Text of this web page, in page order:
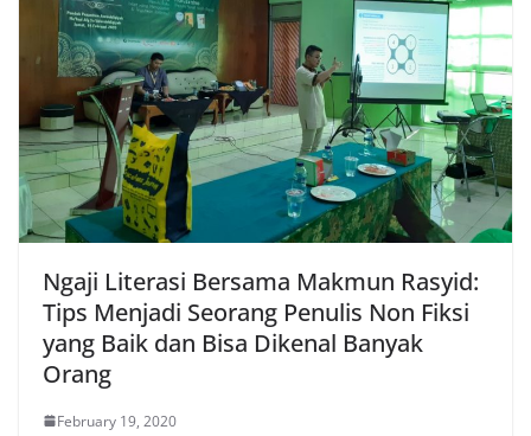
Ngaji Literasi Bersama Makmun Rasyid:
Tips Menjadi Seorang Penulis Non Fiksi
yang Baik dan Bisa Dikenal Banyak
Orang
February 19, 2020